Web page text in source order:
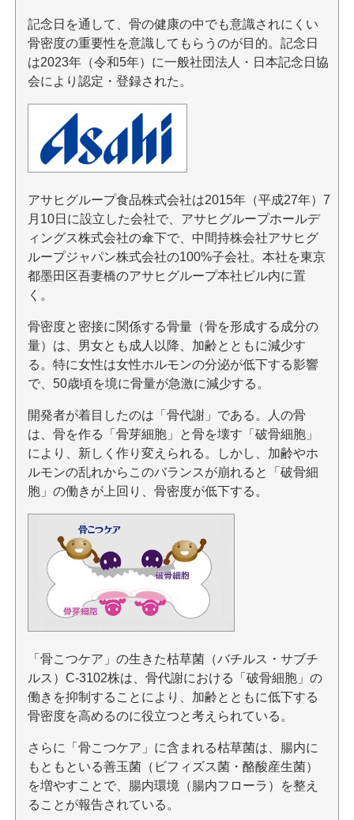
記念日を通して、骨の健康の中でも意識されにくい
骨密度の重要性を意識してもらうのが目的。記念日
は2023年（令和5年）に一般社団法人・日本記念日協
会により認定・登録された。
アサヒグループ食品株式会社は2015年（平成27年）7
月10日に設立した会社で、アサヒグループホールデ
ィングス株式会社の傘下で、中間持株会社アサヒグ
ループジャパン株式会社の100%子会社。本社を東京
都墨田区吾妻橋のアサヒグループ本社ビル内に置
く。
骨密度と密接に関係する骨量（骨を形成する成分の
量）は、男女とも成人以降、加齢とともに減少す
る。特に女性は女性ホルモンの分泌が低下する影響
で、50歳頃を境に骨量が急激に減少する。
開発者が着目したのは「骨代謝」である。人の骨
は、骨を作る「骨芽細胞」と骨を壊す「破骨細胞」
により、新しく作り変えられる。しかし、加齢やホ
ルモンの乱れからこのバランスが崩れると「破骨細
胞」の働きが上回り、骨密度が低下する。
「骨こつケア」の生きた枯草菌（バチルス・サブチ
ルス）C-3102株は、骨代謝における「破骨細胞」の
働きを抑制することにより、加齢とともに低下する
骨密度を高めるのに役立つと考えられている。
さらに「骨こつケア」に含まれる枯草菌は、腸内に
もともといる善玉菌（ビフィズス菌・酪酸産生菌）
を増やすことで、腸内環境（腸内フローラ）を整え
ることが報告されている。